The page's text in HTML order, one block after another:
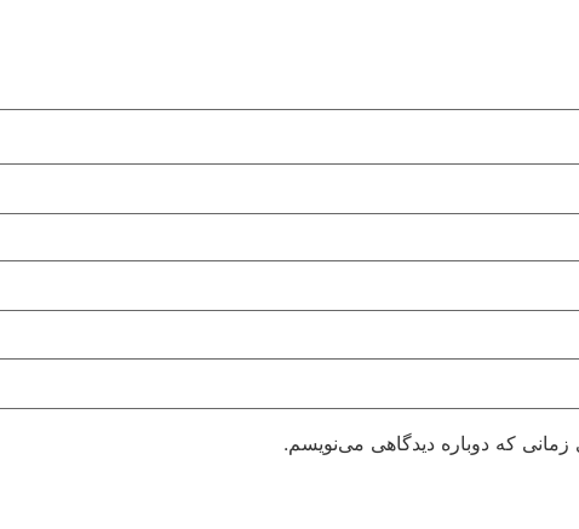
که دوباره دیدگاهی می‌نویسم.